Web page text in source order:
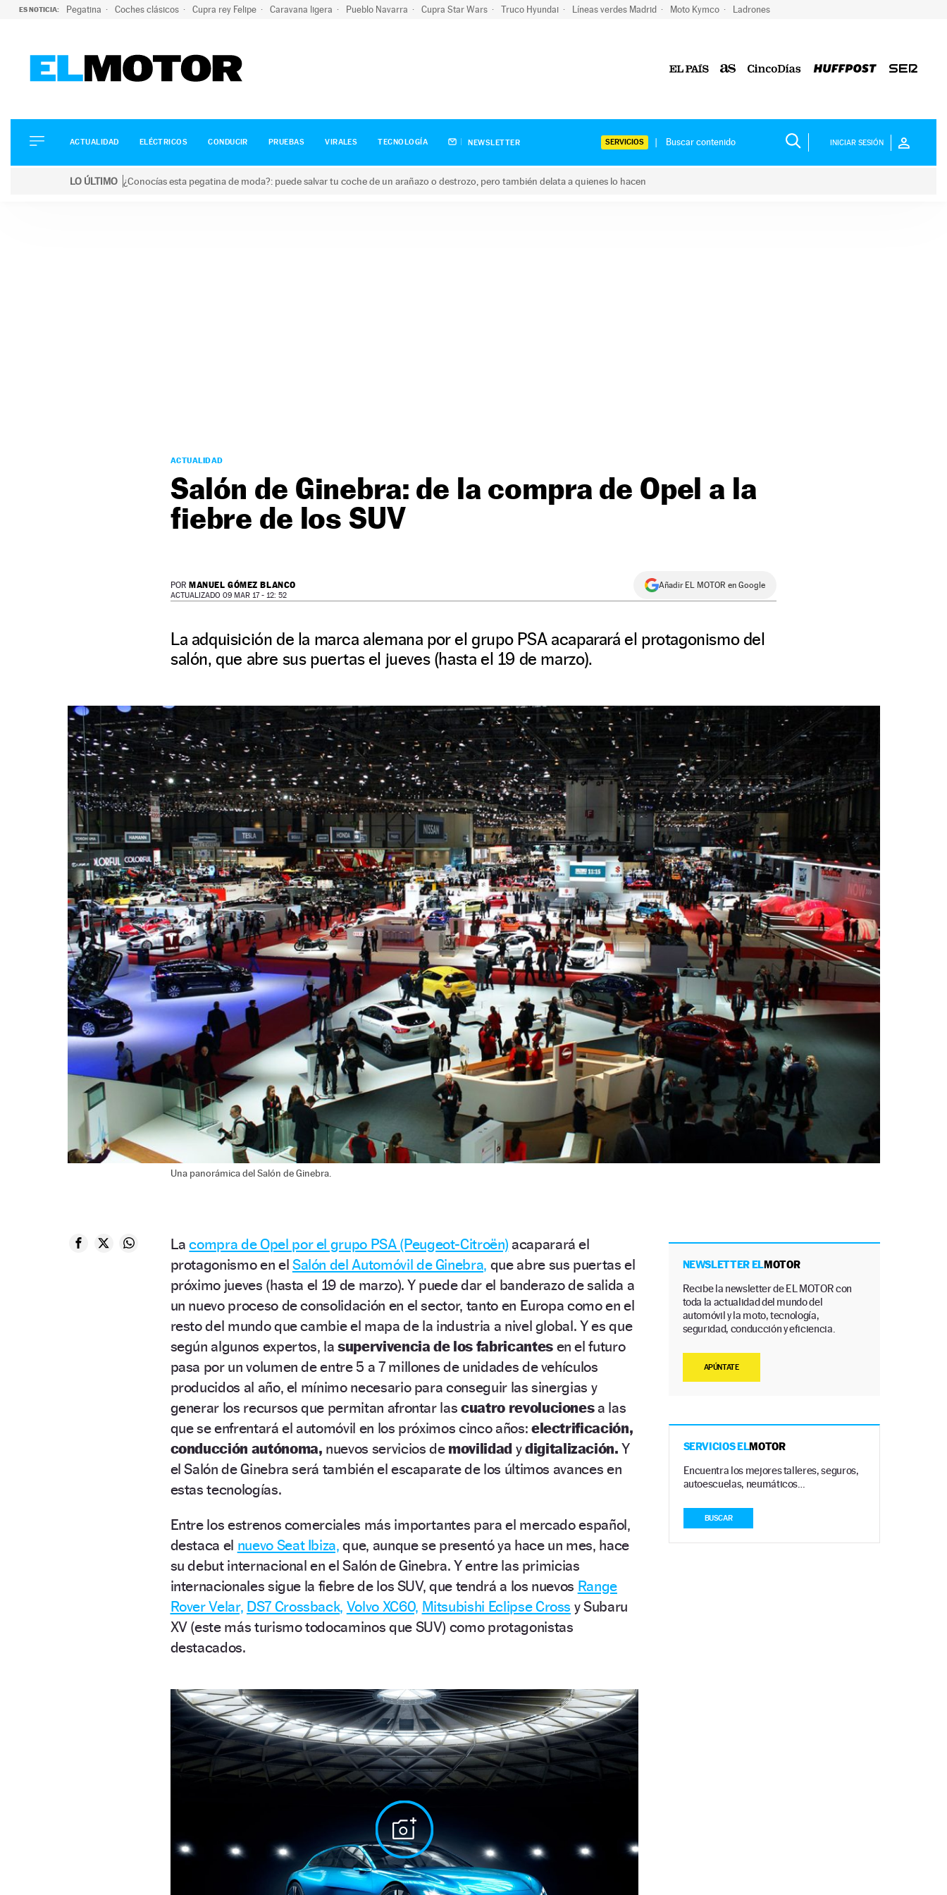
ES NOTICIA: Pegatina Coches clásicos Cupra rey Felipe Caravana ligera Pueblo Navarra Cupra Star Wars Truco Hyundai Líneas verdes Madrid Moto Kymco Ladrones
ELÉCTRICOS
CONDUCIR
ACTUALIDAD ELÉCTRICOS CONDUCIR PRUEBAS VIRALES TECNOLOGÍA NEWSLETTER SERVICIOS INICIAR SESIÓN
LO ÚLTIMO ¿Conocías esta pegatina de moda?: puede salvar tu coche de un arañazo o destrozo, pero también delata a quienes lo hacen
ACTUALIDAD
Salón de Ginebra: de la compra de Opel a la
fiebre de los SUV
POR MANUEL GÓMEZ BLANCO
ACTUALIZADO 09 MAR 17 - 12: 52
Añadir EL MOTOR en Google
La adquisición de la marca alemana por el grupo PSA acaparará el protagonismo del
salón, que abre sus puertas el jueves (hasta el 19 de marzo).
Una panorámica del Salón de Ginebra.
Lacompra de Opel por el grupo PSA (Peugeot-Citroën) acaparará el
protagonismo en el Salón del Automóvil de Ginebra, que abre sus puertas el
próximo jueves (hasta el 19 de marzo). Y puede dar el banderazo de salida a
un nuevo proceso de consolidación en el sector, tanto en Europa como en el
resto del mundo que cambie el mapa de la industria a nivel global. Y es que
según algunos expertos, la supervivencia de los fabricantesen el futuro
pasa por un volumen de entre 5 a 7 millones de unidades de vehículos
producidos al año, el mínimo necesario para conseguir las sinergias y
generar los recursos que permitan afrontar lascuatro revolucionesa las
que se enfrentará el automóvil en los próximos cinco años: electrificación,
conducción autónoma, nuevos servicios de movilidad ydigitalización. Y
el Salón de Ginebra será también el escaparate de los últimos avances en
estas tecnologías.
Entre los estrenos comerciales más importantes para el mercado español,
destaca el nuevo Seat Ibiza, que, aunque se presentó ya hace un mes, hace
su debut internacional en el Salón de Ginebra. Y entre las primicias
internacionales sigue la fiebre de los SUV, que tendrá a los nuevos Range
Rover Velar, DS7 Crossback, Volvo XC60, Mitsubishi Eclipse Cross y Subaru
XV (este más turismo todocaminos que SUV) como protagonistas
destacados.
NEWSLETTER ELMOTOR
Recibe la newsletter de EL MOTOR con
toda la actualidad del mundo del
automóvil y la moto, tecnología,
seguridad, conducción y eficiencia.
APÚNTATE
SERVICIOS ELMOTOR
Encuentra los mejores talleres, seguros,
autoescuelas, neumáticos…
BUSCAR